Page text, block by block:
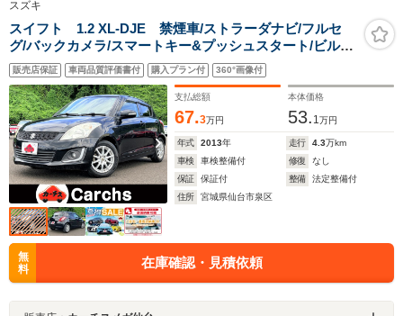
スズキ
スイフト 1.2 XL-DJE 禁煙車/ストラーダナビ/フルセ
グ/バックカメラ/スマートキー&プッシュスタート/ビルト
インETC
販売店保証 車両品質評価書付 購入プラン付 360°画像付
支払総額
67.3万円
本体価格
53. 1 万円
年式 2013年 走行 4.3万km
車検
車検整備付 修復
なし
保証
保証付 整備
法定整備付
住所
宮城県仙台市泉区
無
料
在庫確認・見積依頼